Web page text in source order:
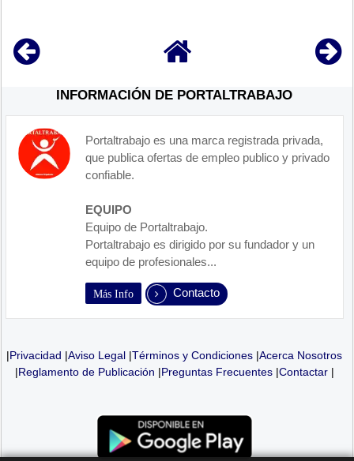
INFORMACIÓN DE PORTALTRABAJO
Portaltrabajo es una marca registrada privada,
que publica ofertas de empleo publico y privado
confiable.
EQUIPO
Equipo de Portaltrabajo.
Portaltrabajo es dirigido por su fundador y un
equipo de profesionales...
Más Info Contacto
|Privacidad |Aviso Legal |Términos y Condiciones |Acerca Nosotros
|Reglamento de Publicación |Preguntas Frecuentes|Contactar|